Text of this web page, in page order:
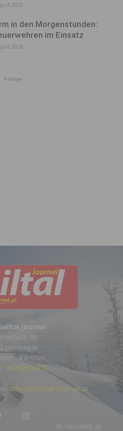
2026
in den Morgenstunden:
im Einsatz
2026
Anzeige
Journal
99
Hermagor
- Kärnten
04282/20472
© nassfeld.at
office@gailtal-journal.at